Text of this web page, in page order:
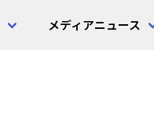
メディアニュース